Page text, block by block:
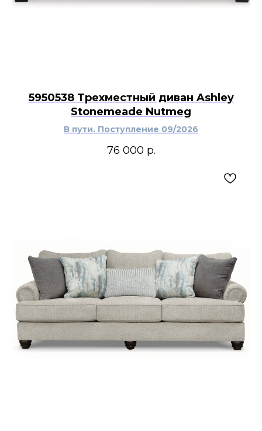
5950538 Трехместный диван Ashley
Stonemeade Nutmeg
В пути. Поступление 09/2026
76 000 р.